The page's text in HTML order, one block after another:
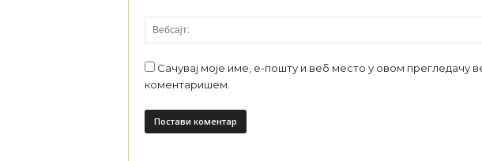
Сачувај моје име, е-пошту и веб место у овом прегледачу
коментаришем.